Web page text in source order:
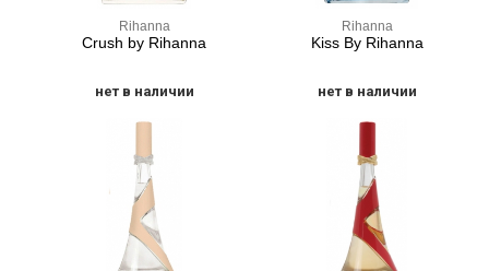
Rihanna
Crush by Rihanna
нет в наличии
Rihanna
Kiss By Rihanna
нет в наличии